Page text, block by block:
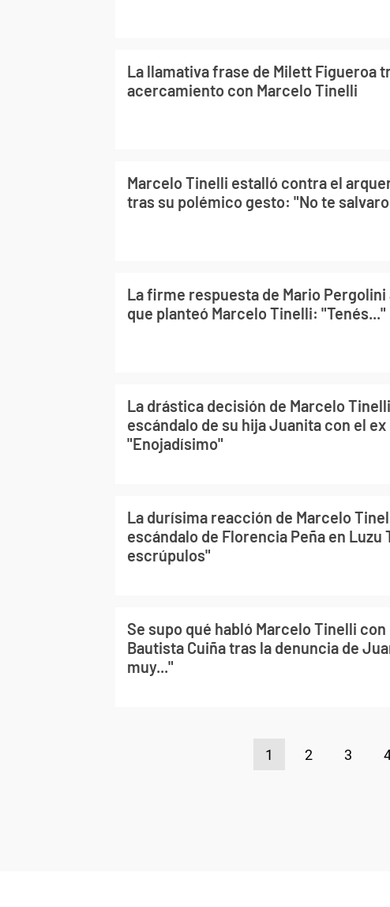
La llamativa frase de Milett Figueroa
acercamiento con Marcelo Tinelli
Marcelo Tinelli estalló contra el
tras su polémico gesto: "No te
La firme respuesta de Mario Pergolini
que planteó Marcelo Tinelli: "Tenés..."
La drástica decisión de Marcelo
escándalo de su hija Juanita con el
"Enojadísimo"
La durísima reacción de Marcelo
escándalo de Florencia Peña en Luzu
escrúpulos"
Se supo qué habló Marcelo Tinelli con
Bautista Cuiña tras la denuncia de
muy..."
1 2 3